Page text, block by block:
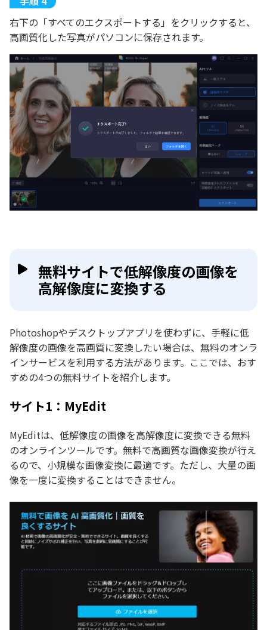
右下の「すべてのエクスポートする」をクリックすると、
高画質化した写真がパソコンに保存されます。
無料サイトで低解像度の画像を
高解像度に変換する
Photoshopやデスクトップアプリを使わずに、手軽に低
解像度の画像を高画質に変換したい場合は、無料のオンラ
インサービスを利用する方法があります。ここでは、おす
すめの4つの無料サイトを紹介します。
サイト1：MyEdit
MyEditは、低解像度の画像を高解像度に変換できる無料
のオンラインツールです。無料で高画質な画像変換が行え
るので、小規模な画像変換に最適です。ただし、大量の画
像を一度に変換することはできません。